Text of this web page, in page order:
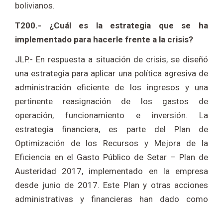
bolivianos.
T200.- ¿Cuál es la estrategia que se ha
implementado para hacerle frente a la crisis?
JLP.- En respuesta a situación de crisis, se diseñó
una estrategia para aplicar una política agresiva de
administración eficiente de los ingresos y una
pertinente reasignación de los gastos de
operación, funcionamiento e inversión. La
estrategia financiera, es parte del Plan de
Optimización de los Recursos y Mejora de la
Eficiencia en el Gasto Público de Setar – Plan de
Austeridad 2017, implementado en la empresa
desde junio de 2017. Este Plan y otras acciones
administrativas y financieras han dado como